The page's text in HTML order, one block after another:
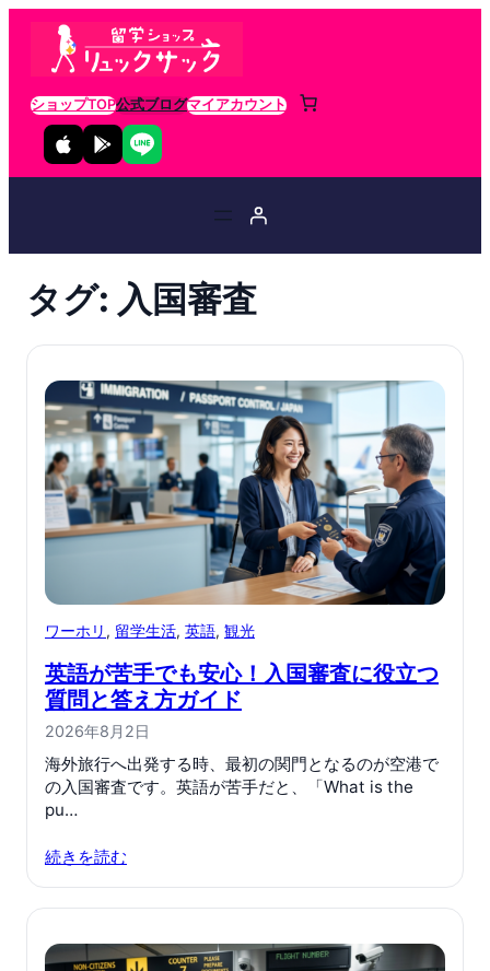
ショップTOP公式ブログマイアカウント
タグ: 入国審査
ワーホリ , 留学生活, 英語, 観光
英語が苦手でも安心！入国審査に役立つ
質問と答え方ガイド
2026年8月2日
海外旅行へ出発する時、最初の関門となるのが空港で
の入国審査です。英語が苦手だと、「What is the
pu…
続きを読む